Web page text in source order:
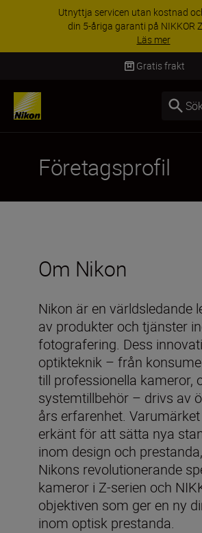
Utnyttja servicen utan kostnad
din 5-åriga garanti på NIKKOR
Läs mer
Gratis frakt
Företagsprofil
Om Nikon
Nikon är en världsledande
av produkter och tjänster
fotografering. Dess
optikteknik – från
till professionella kameror,
systemtillbehör – drivs av
års erfarenhet.
erkänt för att sätta nya
inom design och
Nikons revolutionerande
kameror i Z-serien och
objektiven som ger en ny
inom optisk prestanda.